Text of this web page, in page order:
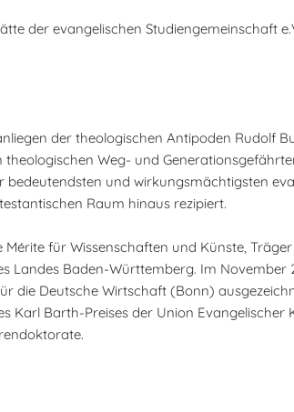
der evangelischen Studiengemeinschaft
der theologischen Antipoden Rudolf
Weg- und
und wirkungsmächtigsten
Raum hinaus rezipiert.
für Wissenschaften und Künste,
Landes Baden-Württemberg. Im
die Deutsche Wirtschaft (Bonn)
Karl Barth-Preises der Union